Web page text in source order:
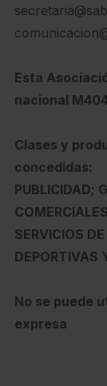
Esta
nacional
Clases y
concedidas:
PUBLICIDAD;
SERVICIOS
DEPORTIVAS
No se puede
expresa